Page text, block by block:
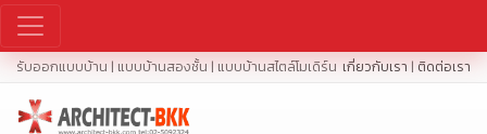
รับออกแบบบ้าน | แบบบ้านสองชั้น | แบบบ้านสไตล์โมเดิร์น เกี่ยวกับเรา | ติดต่อเรา